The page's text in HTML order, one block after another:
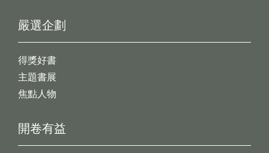
開卷有益
嚴選企劃
得獎好書
主題書展
焦點人物